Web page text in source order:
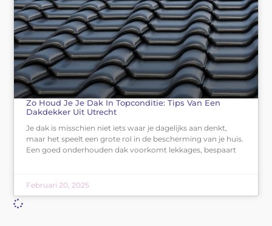
Zo Houd Je Je Dak In Topconditie: Tips Van Een
Dakdekker Uit Utrecht
Je dak is misschien niet iets waar je dagelijks aan denkt,
maar het speelt een grote rol in de bescherming van je huis.
Een goed onderhouden dak voorkomt lekkages, bespaart
Februari 20, 2025